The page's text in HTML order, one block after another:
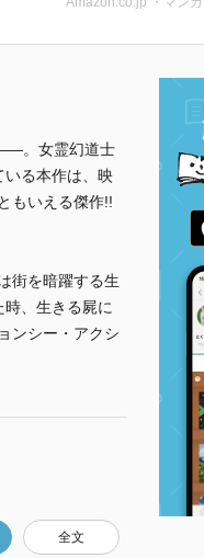
。女霊幻道士
る本作は、映
もいえる傑作!!
街を暗躍する生
、生きる屍に
ンシー・アクシ
全文